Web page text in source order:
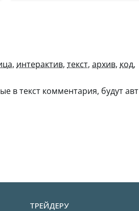
, интерактив, текст, архив, код,
в текст комментария, будут авт
ТРЕЙДЕРУ